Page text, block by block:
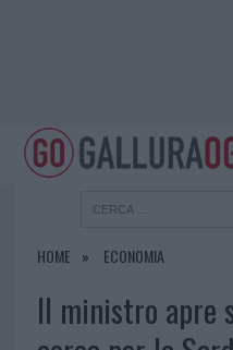
HOME ECONOMIA
Il ministro apre